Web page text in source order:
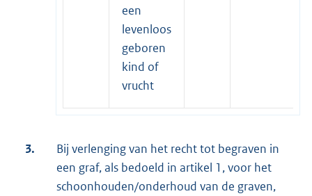
een
levenloos
geboren
kind of
vrucht
3.
Bij verlenging van het recht tot begraven in
een graf, als bedoeld in artikel 1, voor het
schoonhouden/onderhoud van de graven,